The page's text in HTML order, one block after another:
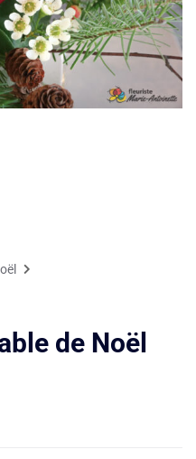
de Noël